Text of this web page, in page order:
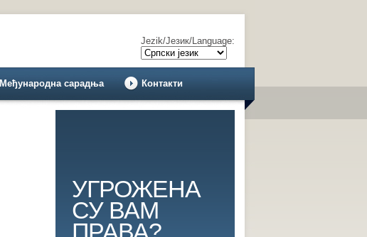
Jezik/Језик/Language:
Међународна сарадња Контакти
УГРОЖЕНА
СУ ВАМ
ПРАВА?